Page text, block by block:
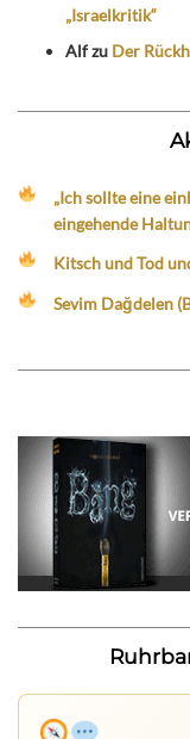
„Israelkritik“
Alfzu Der
„Ich sollte eine
eingehende
Kitsch und Tod
Sevim Dağdelen